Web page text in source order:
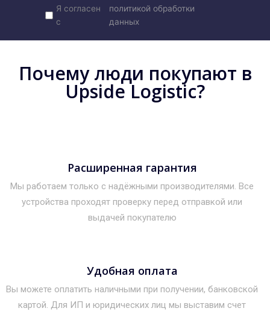
Я согласен
с
политикой обработки
данных
Почему люди покупают в
Upside Logistic?
Расширенная гарантия
Мы работаем только с надёжными производителями. Все
устройства проходят проверку перед отправкой или
выдачей покупателю
Удобная оплата
Вы можете оплатить наличными при получении, банковской
картой. Для ИП и юридических лиц мы выставим счет